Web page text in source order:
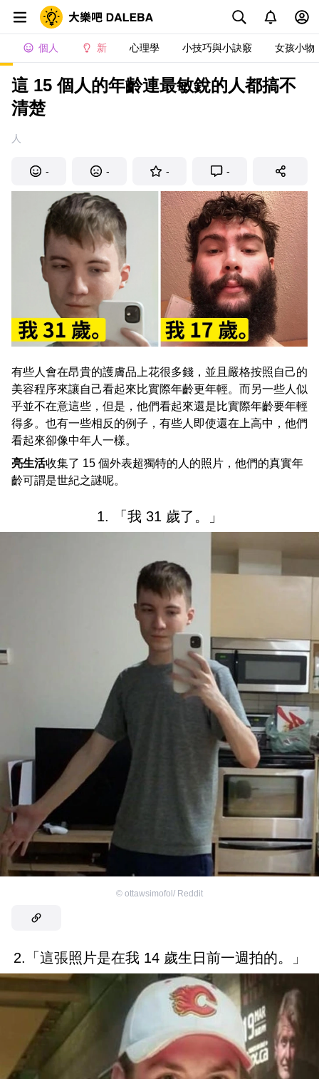
個人 新 心理學 小技巧與小訣竅 女孩小物
這 15 個人的年齡連最敏銳的人都搞不
清楚
人
- - - -
有些人會在昂貴的護膚品上花很多錢，並且嚴格按照自己的
美容程序來讓自己看起來比實際年齡更年輕。而另一些人似
乎並不在意這些，但是，他們看起來還是比實際年齡要年輕
得多。也有一些相反的例子，有些人即使還在上高中，他們
看起來卻像中年人一樣。
亮生活收集了 15 個外表超獨特的人的照片，他們的真實年
齡可謂是世紀之謎呢。
1. 「我 31 歲了。」
© ottawsimofol/ Reddit
2.「這張照片是在我 14 歲生日前一週拍的。」